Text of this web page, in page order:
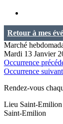
Retour à mes
Marché
Mardi 13 Janvier
Occurrence
Occurrence
Rendez-vous
Lieu Saint-
Saint-Emilion